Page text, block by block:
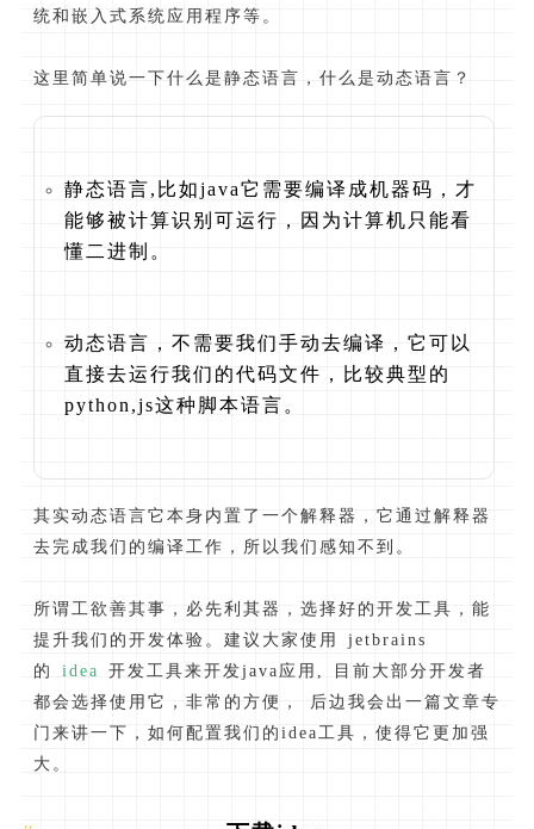
统和嵌入式系统应用程序等。
这里简单说一下什么是静态语言，什么是动态语言？
静态语言,比如java它需要编译成机器码，才
能够被计算识别可运行，因为计算机只能看
懂二进制。
动态语言，不需要我们手动去编译，它可以
直接去运行我们的代码文件，比较典型的
python,js这种脚本语言。
其实动态语言它本身内置了一个解释器，它通过解释器
去完成我们的编译工作，所以我们感知不到。
所谓工欲善其事，必先利其器，选择好的开发工具，能
提升我们的开发体验。建议大家使用 jetbrains
的 idea
开发工具来开发java应用, 目前大部分开发者
都会选择使用它，非常的方便， 后边我会出一篇文章专
门来讲一下，如何配置我们的idea工具，使得它更加强
大。